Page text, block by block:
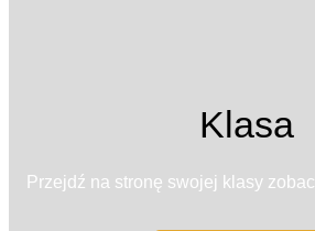
Klasa
Przejdź na stronę swojej klasy